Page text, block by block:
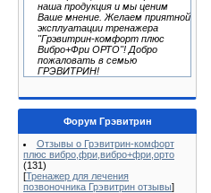
наша продукция и мы ценим
Ваше мнение. Желаем приятной
эксплуатации тренажера
"Грэвитрин-комфорт плюс
Вибро+Фри ОРТО"! Добро
пожаловать в семью
ГРЭВИТРИН!
Форум Грэвитрин
Отзывы о Грэвитрин-комфорт
плюс вибро,фри,вибро+фри,орто
(131)
[Тренажер для лечения
позвоночника Грэвитрин отзывы]